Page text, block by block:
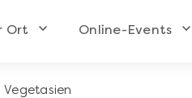
Ort Online-Events
Vegetasien